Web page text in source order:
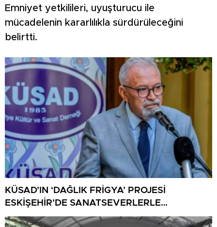
Emniyet yetkilileri, uyuşturucu ile
mücadelenin kararlılıkla sürdürüleceğini
belirtti.
KÜSAD’IN ‘DAĞLIK FRİGYA’ PROJESİ
ESKİŞEHİR’DE SANATSEVERLERLE
BULUŞUYOR